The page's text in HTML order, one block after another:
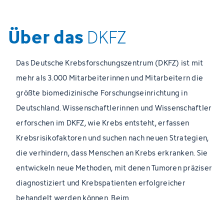
Über das DKFZ
Das Deutsche Krebsforschungszentrum (DKFZ) ist mit
mehr als 3.000 Mitarbeiterinnen und Mitarbeitern die
größte biomedizinische Forschungseinrichtung in
Deutschland. Wissenschaftlerinnen und Wissenschaftler
erforschen im DKFZ, wie Krebs entsteht, erfassen
Krebsrisikofaktoren und suchen nach neuen Strategien,
die verhindern, dass Menschen an Krebs erkranken. Sie
entwickeln neue Methoden, mit denen Tumoren präziser
diagnostiziert und Krebspatienten erfolgreicher